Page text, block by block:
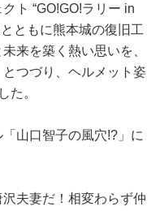
ト “GO!GO!ラリー in
ともに熊本城の復旧工
来を築く熱い思いを、
つづり、ヘルメット姿
た。
山口智子の風穴!?」に
夫妻だ！相変わらず仲